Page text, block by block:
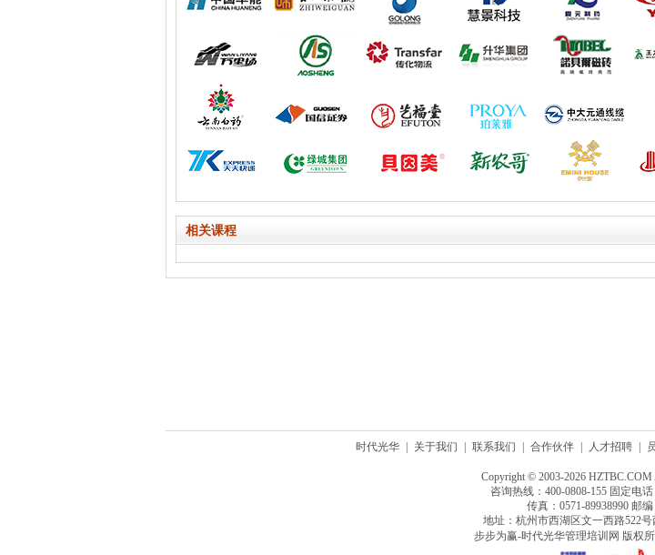
相关课程
时代光华 关于我们 联系我们 合作伙伴 人才招聘
Copyright © 2003-2026 HZTBC.COM
咨询热线：400-0808-155 固定电话
传真：0571-89938990 邮编
地址：杭州市西湖区文一西路522
步步为赢-时代光华管理培训网 版权